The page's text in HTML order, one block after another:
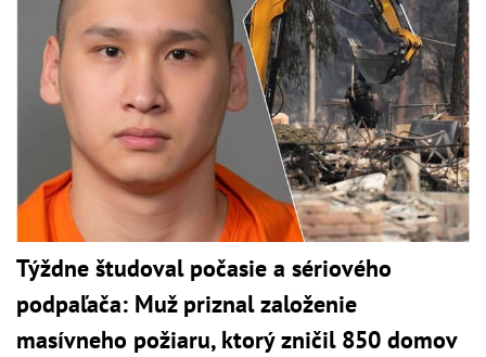
Týždne študoval počasie a sériového
podpaľača: Muž priznal založenie
masívneho požiaru, ktorý zničil 850 domov